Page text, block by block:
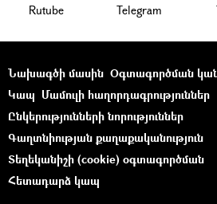
Rutube Telegram
Նախագծի մասին Օգտագործման
Կապ Մամուլի հաղորդագրություններ
Ընկերությունների նորություններ
Գաղտնիության քաղաքականություն
Տեղեկանիշի (cookie) օգտագործման
Հետադարձ կապ